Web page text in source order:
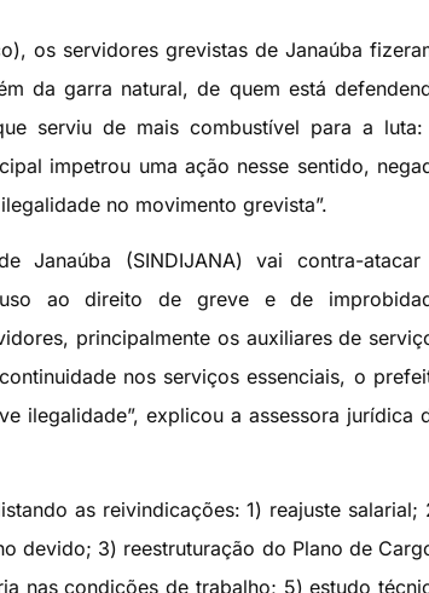
os servidores grevistas de Janaúba
da garra natural, de quem está
serviu de mais combustível para a luta:
impetrou uma ação nesse sentido,
no movimento grevista”.
Janaúba (SINDIJANA) vai contra-
ao direito de greve e de
principalmente os auxiliares de
nos serviços essenciais, o
ilegalidade”, explicou a assessora jurídica
as reivindicações: 1) reajuste salarial;
devido; 3) reestruturação do Plano de
nas condições de trabalho; 5) estudo